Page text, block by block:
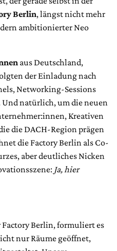
Berlin, längst nicht mehr
ambitionierter Neo
aus Deutschland,
der Einladung nach
Networking-Sessions
natürlich, um die neuen
Kreativen
die DACH-Region prägen
die Factory Berlin als Co-
aber deutliches Nicken
Ja, hier
Factory Berlin, formuliert es
nur Räume geöffnet,